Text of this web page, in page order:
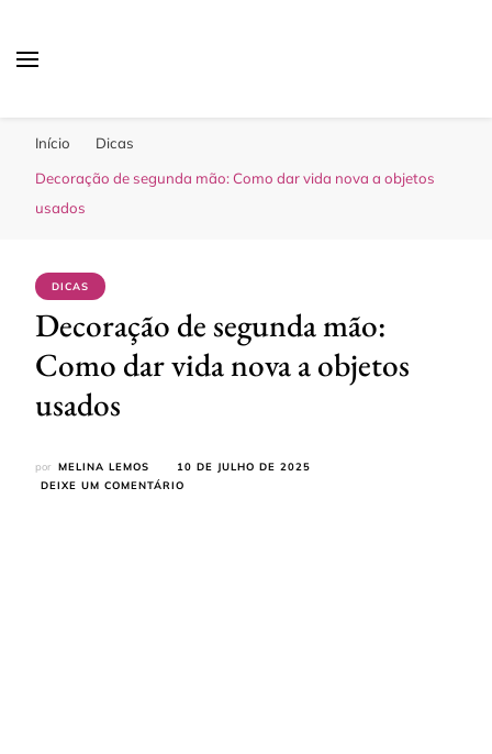
Início
Dicas
Decoração de segunda mão: Como dar vida nova a objetos
usados
DICAS
Decoração de segunda mão:
Como dar vida nova a objetos
usados
por MELINA LEMOS
10 DE JULHO DE 2025
DEIXE UM COMENTÁRIO